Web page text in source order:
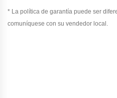
* La política de garantía puede ser
comuníquese con su vendedor local.